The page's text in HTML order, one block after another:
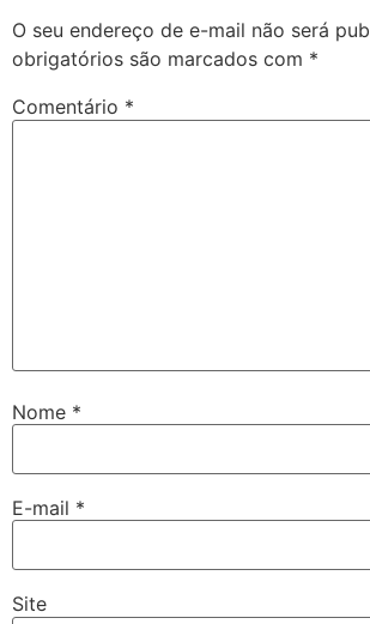
O seu endereço de e-mail não será
obrigatórios são marcados com *
Comentário *
Nome *
E-mail *
Site